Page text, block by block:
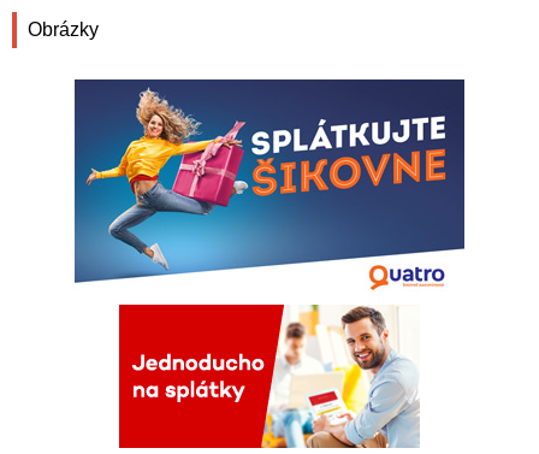
Obrázky